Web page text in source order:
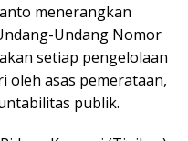
menerangkan
Undang Nomor
setiap pengelolaan
oleh asas pemerataan,
publik.